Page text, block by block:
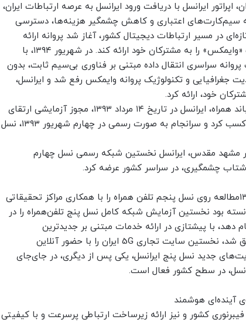
بار در ایران، اپراتور ایرانسل با دریافت ورود ایرانسل به عرصه ارتباطات ایران،
سیم‌کارت‌های اعتباری و کاهش چشمگیر هزینه‌ها، دسترسی
در مسیر ارتباطات دیجیتال کشور، آغاز شد پروانه ارائه
اینترنت ثابت بی‌سیم (WiMAX)، توانست خدمت «وایمکس» را به مشترکان خود ارائه کند. در شهریور ۱۳۹۴، با
سراسری انتقال داده مبتنی بر فناوری بی‌سیم ثابت، بدون
و تکنولوژیک پروانه وایمکس رفع شد و ایرانسل،
پس از پایان دوران انحصار در ارائه خدمات پهن‌باند همراه، ایرانسل در تاریخ ۱۴ مرداد ۱۳۹۳، مجوز آزمایشی ارتقای
شبکه تلفن‌همراه به نسل سوم، چهارم و بالاتر را کسب کرد و سرانجام به صورت رسمی در چهارم شهریور ۱۳۹۳، نسل
گذشت مدت کوتاهی، در ۲۹ آبان ۹۳ و در مشهد مقدس، ایرانسل نخستین شبکه رسمی نسل چهارم
ایرانسل، نخستین ارائه‌دهنده 5G، که از سال ۱۳۹۵مطالعه روی نسل پنجم تلفن همراه را با همکاری مراکز تحقیقاتی
داخلی آغاز کرده و در سال ۱۳۹۶، توانسته بود نخستین آزمایش شبکه کامل نسل پنج تلفن‌همراه را در
دهد، با پیشتازی در ارائه خدمات مبتنی بر جدیدترین
فناوری‌های ارتباطی دنیا، در اول مرداد ۱۳۹۹، موفق شد، نخستین سایت تجاری 5G ایران را با حضور آنلاین
جدید نسل پنج ایرانسل، یکی پس از دیگری، در جای‌جای
آینده‌ای هوشمند
کشور و نیز ارائه زیرساخت ارتباطی پرسرعت و با کیفیتی